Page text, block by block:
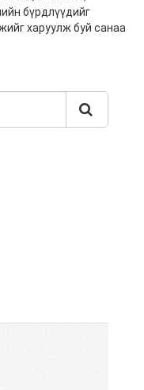
бүрдлүүдийг
харуулж буй санаа